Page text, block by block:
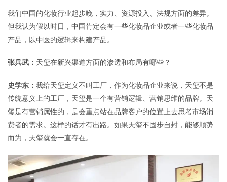
我们中国的化妆行业起步晚，实力、资源投入、法规方面的差异。
但我认为假以时日，中国肯定会有一些化妆品企业或者一些化妆品
产品，以中医的逻辑来构建产品。
张兵武： 天玺在新兴渠道方面的渗透和布局有哪些？
史学东： 我给天玺定义不叫工厂，作为化妆品企业来说，天玺不是
传统意义上的工厂，天玺是一个有营销逻辑、营销思维的品牌。天
玺是有营销属性的，是会重点站在品牌客户的位置上去思考市场消
费者的需求。这样的话才有出路。如果天玺不固步自封，能够顺势
而为，天玺就会一直存在。